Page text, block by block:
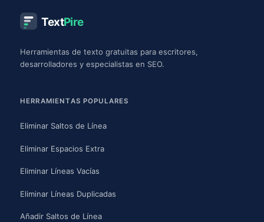
TextPire
Herramientas de texto gratuitas para escritores,
desarrolladores y especialistas en SEO.
HERRAMIENTAS POPULARES
Eliminar Saltos de Línea
Eliminar Espacios Extra
Eliminar Líneas Vacías
Eliminar Líneas Duplicadas
Añadir Saltos de Línea